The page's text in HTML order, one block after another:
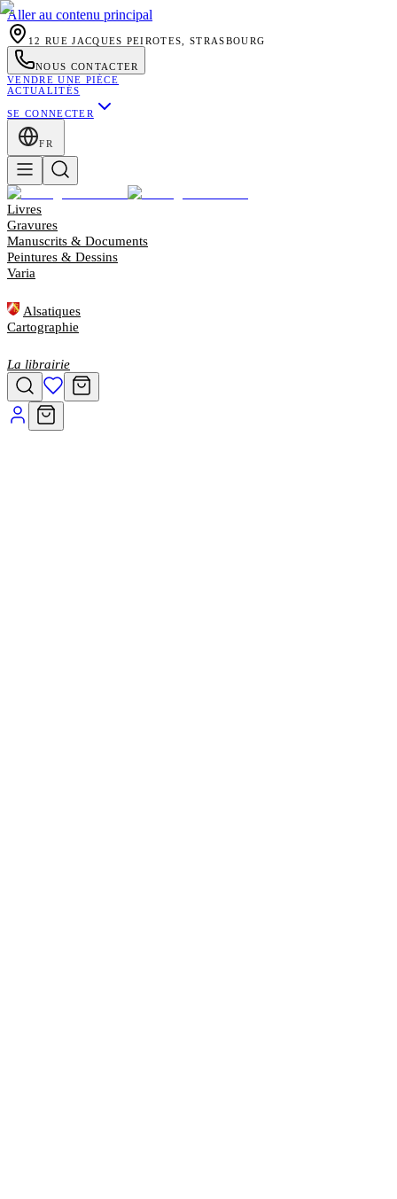
Aller au contenu principal
12 RUE JACQUES PEIROTES, STRASBOURG
NOUS CONTACTER
VENDRE UNE PIÈCE
ACTUALITÉS
SE CONNECTER
FR
Livres
Gravures
Manuscrits & Documents
Peintures & Dessins
Varia
Alsatiques
Cartographie
La librairie